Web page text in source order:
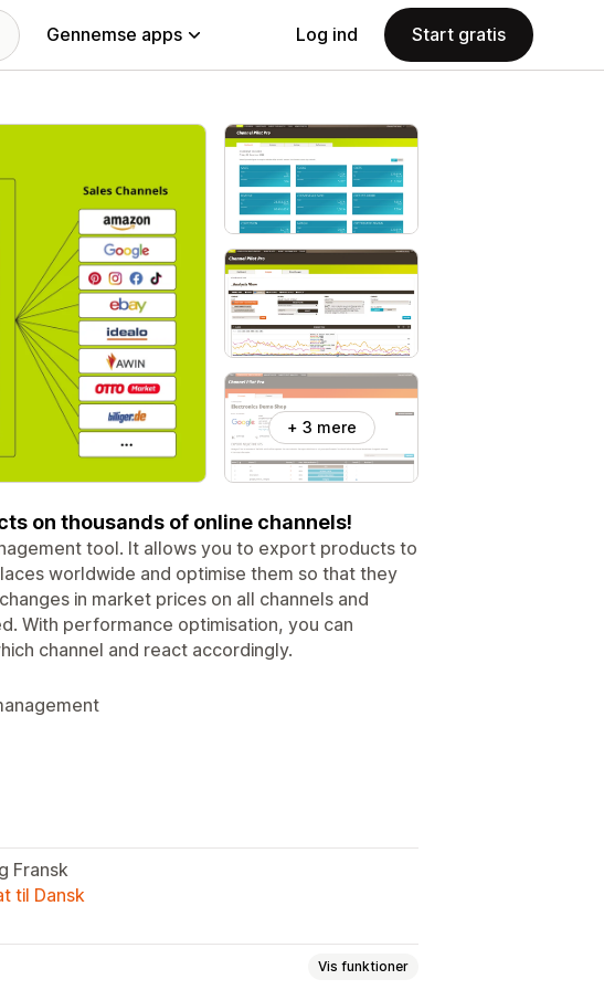
Gennemse apps Log ind Start gratis
+ 3 mere
on thousands of online channels!
tool. It allows you to export products to
worldwide and optimise them so that they
in market prices on all channels and
With performance optimisation, you can
channel and react accordingly.
Fransk
til Dansk
Vis funktioner